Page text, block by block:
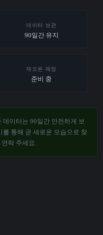
데이터 보관
90일간 유지
재오픈 예정
준비 중
이터는 90일간 안전하게 보
를 통해 곧 새로운 모습으로 찾
락 주세요.